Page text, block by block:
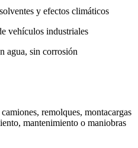
y efectos climáticos
vehículos industriales
agua, sin corrosión
remolques, montacargas
mantenimiento o maniobras